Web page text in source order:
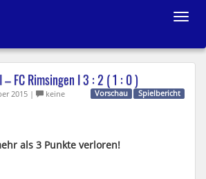
Toggle
– FC Rimsingen I 3 : 2 ( 1 : 0 )
Spielbericht
Vorschau
2015 |
keine
als 3 Punkte verloren!